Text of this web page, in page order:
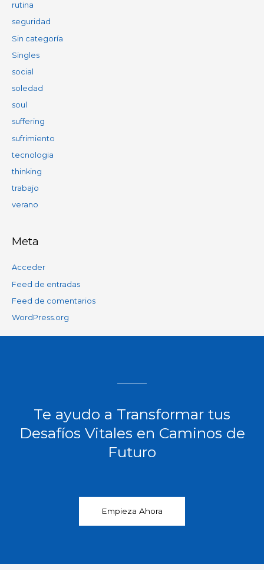
rutina
seguridad
Sin categoría
Singles
social
soledad
soul
suffering
sufrimiento
tecnologia
thinking
trabajo
verano
Meta
Acceder
Feed de entradas
Feed de comentarios
WordPress.org
Te ayudo a Transformar tus
Desafíos Vitales en Caminos de
Futuro​
Empieza Ahora